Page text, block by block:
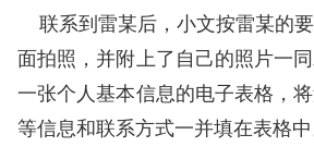
联系到雷某后，小文按雷某的
面拍照，并附上了自己的照片一
一张个人基本信息的电子表格，
等信息和联系方式一并填在表格中